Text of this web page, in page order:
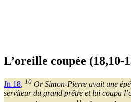
L’oreille coupée (18,10-
Jn 18, 10 Or Simon-Pierre avait une
serviteur du grand prêtre et lui coupa